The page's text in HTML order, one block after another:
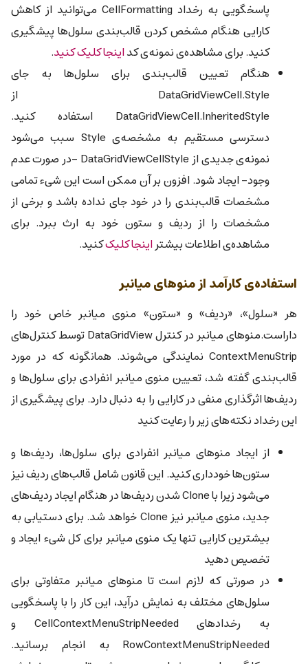
پاسخگویی به رخداد CellFormatting می‌توانید از کاهش
کارایی هنگام مشخص کردن قالب‌بندی سلول‌ها پیشگیری
کنید. برای مشاهده‌ی نمونه‌ی کداینجا کلیک کنید.
هنگام تعیین قالب‌بندی برای سلول‌ها به جای
DataGridViewCell.Style از
DataGridViewCell.InheritedStyle استفاده کنید.
دسترسی مستقیم به مشخصه‌ی Style سبب می‌شود
نمونه‌ی جدیدی از DataGridViewCellStyle -در صورت عدم
وجود- ایجاد شود. افزون بر آن ممکن است این شیء تمامی
مشخصات قالب‌بندی را در خود جای نداده باشد و برخی از
مشخصات را از ردیف و ستون خود به ارث ببرد. برای
مشاهده‌ی اطلاعات بیشتراینجا کلیککنید.
استفاده‌ی کارآمد از منوهای میانبر
هر «سلول»، «ردیف» و «ستون» منوی میانبر خاص خود را
داراست.منوهای میانبر در کنترل DataGridView توسط کنترل‌های
ContextMenuStrip نمایندگی می‌شوند. همانگونه که در مورد
قالب‌بندی گفته شد، تعیین منوی میانبر انفرادی برای سلول‌ها و
ردیف‌ها اثرگذاری منفی در کارایی را به دنبال دارد. برای پیشگیری از
این رخداد نکته‌های زیر را رعایت کنید
از ایجاد منوهای میانبر انفرادی برای سلول‌ها، ردیف‌ها و
ستون‌ها خودداری کنید. این قانون شامل قالب‌های ردیف نیز
می‌شود زیرا با Clone شدن ردیف‌ها در هنگام ایجاد ردیف‌های
جدید، منوی میانبر نیز Clone خواهد شد. برای دستیابی به
بیشترین کارایی تنها یک منوی میانبر برای کل شیء ایجاد و
تخصیص دهید
در صورتی که لازم است تا منوهای میانبر متفاوتی برای
سلول‌های مختلف به نمایش درآید، این کار را با پاسخگویی
به رخدادهای CellContextMenuStripNeeded و
RowContextMenuStripNeeded به انجام برسانید.